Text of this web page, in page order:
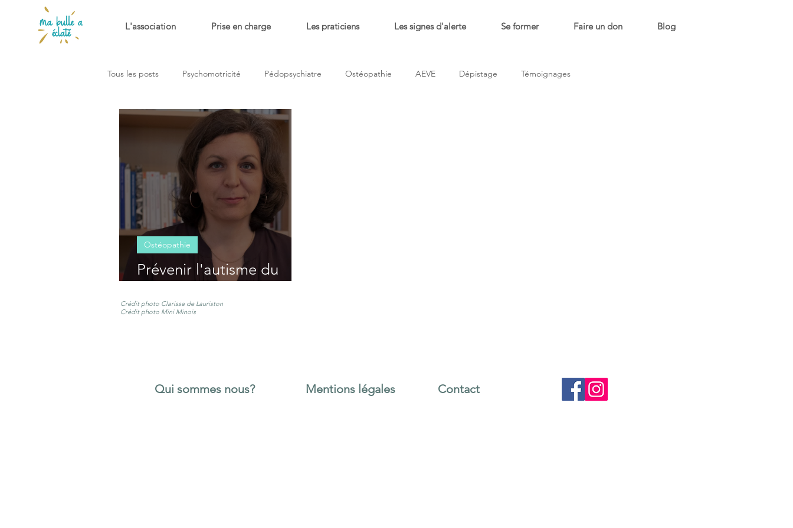
L'association Prise en charge Les praticiens Les signes d'alerte Se former Faire un don Blog
Tous les posts Psychomotricité Pédopsychiatre Ostéopathie AEVE Dépistage Témoignages
Prévenir l'autisme du
Ostéopathie
Crédit photo Clarisse de Lauriston
Crédit photo Mini Minois
Qui sommes nous? Mentions légales Contact